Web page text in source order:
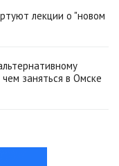
лекции о "новом
заняться в Омске